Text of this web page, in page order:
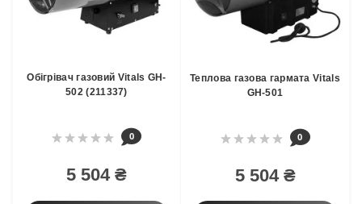
Обігрівач газовий Vitals GH-
502 (211337)
0
5 504 ₴
Теплова газова гармата Vitals
GH-501
0
5 504 ₴